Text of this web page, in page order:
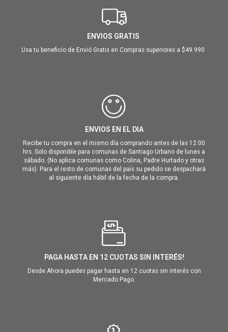
ENVIOS GRATIS
Usa tu beneficio de Envió Gratis en Compras superiores a $49.990
ENVIOS EN EL DIA
Recibe tu compra en el mismo día comprando antes de las 12:00
hrs. Solo disponible para comunas de Santiago Urbano de lunes a
sábado. (No aplica comunas como Colina, Padre Hurtado y otras
más). Para el resto de comunas del país su pedido se despachará
al siguiente día hábil de la fecha de la compra.
PAGA HASTA EN 12 CUOTAS SIN INTERÉS!
Desde Ahora puedes pagar hasta en 12 cuotas sin interés con
Mercado Pago.